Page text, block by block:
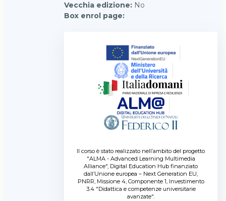
Vecchia edizione: No
Box enrol page:
Il corso è stato realizzato nell’ambito del progetto
"ALMA - Advanced Learning Multimedia
Alliance", Digital Education Hub finanziato
dall’Unione europea – Next Generation EU,
PNRR, Missione 4, Componente 1, Investimento
3.4 "Didattica e competenze universitarie
avanzate".